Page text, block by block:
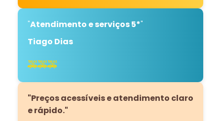
"Atendimento e serviços 5*"
Tiago Dias
🚕🚕🚕
"Preços acessíveis e atendimento claro
e rápido."